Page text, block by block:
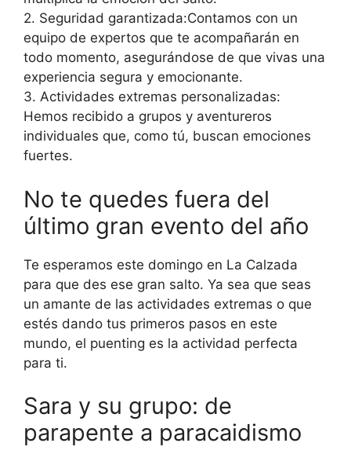
2. Seguridad garantizada:Contamos con un
equipo de expertos que te acompañarán en
todo momento, asegurándose de que vivas una
experiencia segura y emocionante.
3. Actividades extremas personalizadas:
Hemos recibido a grupos y aventureros
individuales que, como tú, buscan emociones
fuertes.
No te quedes fuera del
último gran evento del año
Te esperamos este domingo en La Calzada
para que des ese gran salto. Ya sea que seas
un amante de las actividades extremas o que
estés dando tus primeros pasos en este
mundo, el puenting es la actividad perfecta
para ti.
Sara y su grupo: de
parapente a paracaidismo